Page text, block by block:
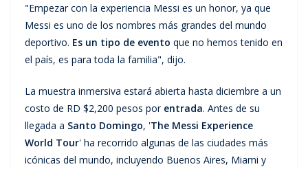
"Empezar con la experiencia Messi es un honor, ya que
Messi es uno de los nombres más grandes del mundo
deportivo. Es un tipo de evento que no hemos tenido en
el país, es para toda la familia", dijo.
La muestra inmersiva estará abierta hasta diciembre a un
costo de RD $2,200 pesos por entrada. Antes de su
llegada a Santo Domingo, 'The Messi Experience
World Tour' ha recorrido algunas de las ciudades más
icónicas del mundo, incluyendo Buenos Aires, Miami y